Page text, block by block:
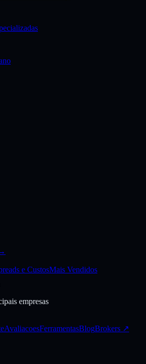
e CustosMais Vendidos
empresas
AvaliacoesFerramentasBlogBrokers ↗